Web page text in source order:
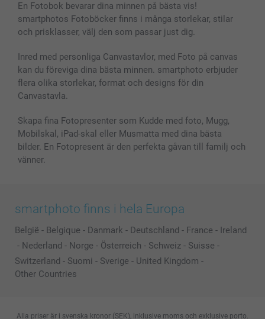
Skal till Mobil & Surfplatta
MyNameBook
Fotoramar & Tillbehör
Presentkort
Alla fotoprodukter
Sitemap
Villkor och garantier
smartbonus
Priser & betalning
En Fotobok bevarar dina minnen på bästa vis!
smartphotos Fotoböcker finns i många storlekar, stilar
och prisklasser, välj den som passar just dig.
Inred med personliga Canvastavlor, med Foto på canvas
kan du föreviga dina bästa minnen. smartphoto erbjuder
flera olika storlekar, format och designs för din
Canvastavla.
Skapa fina Fotopresenter som Kudde med foto, Mugg,
Mobilskal, iPad-skal eller Musmatta med dina bästa
bilder. En Fotopresent är den perfekta gåvan till familj och
vänner.
smartphoto finns i hela Europa
België - Belgique - Danmark - Deutschland - France - Ireland
- Nederland - Norge - Österreich - Schweiz - Suisse -
Switzerland - Suomi - Sverige - United Kingdom -
Other Countries
Alla priser är i svenska kronor (SEK), inklusive moms och exklusive porto.